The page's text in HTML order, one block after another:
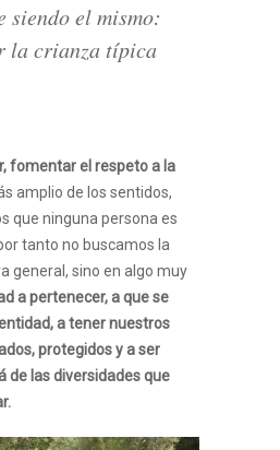
siendo el mismo:
la crianza típica
fomentar el respeto a la
amplio de los sentidos,
que ninguna persona es
tanto no buscamos la
general, sino en algo muy
a pertenecer, a que se
a tener nuestros
protegidos y a ser
de las diversidades que